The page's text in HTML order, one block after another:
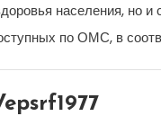
населения, но
по ОМС, в